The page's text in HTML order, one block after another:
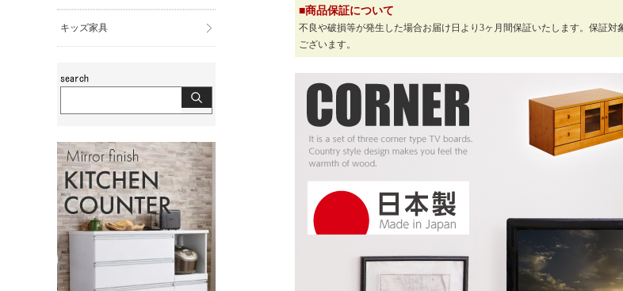
■商品保証について
不良や破損等が発生した場合お届け日より3ヶ月間保証いたします。保証
ございます。
キッズ家具